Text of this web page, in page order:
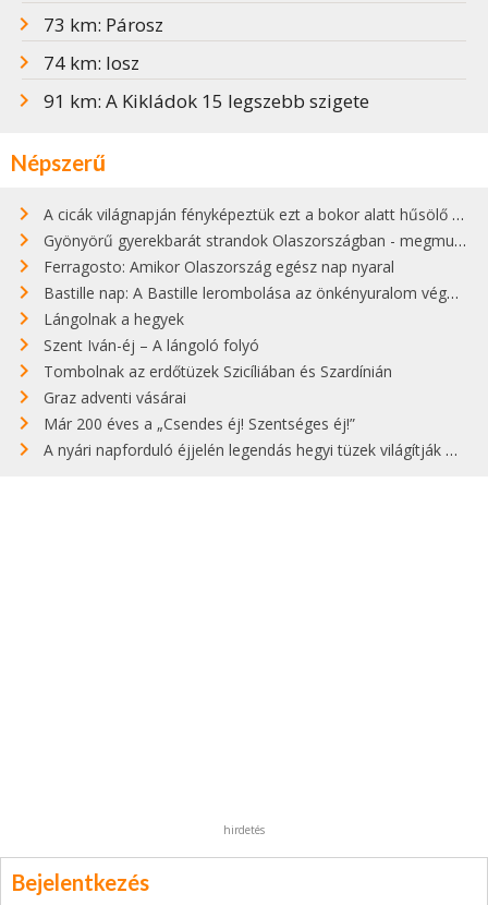
73 km: Párosz
74 km: Iosz
91 km: A Kikládok 15 legszebb szigete
Népszerű
A cicák világnapján fényképeztük ezt a bokor alatt hűsölő cicát Kisorosziban
Gyönyörű gyerekbarát strandok Olaszországban - megmutatjuk a 15 legjobbat
Ferragosto: Amikor Olaszország egész nap nyaral
Bastille nap: A Bastille lerombolása az önkényuralom végét jelentette
Lángolnak a hegyek
Szent Iván-éj – A lángoló folyó
Tombolnak az erdőtüzek Szicíliában és Szardínián
Graz adventi vásárai
Már 200 éves a „Csendes éj! Szentséges éj!”
A nyári napforduló éjjelén legendás hegyi tüzek világítják meg Zugspitzét
hirdetés
Bejelentkezés